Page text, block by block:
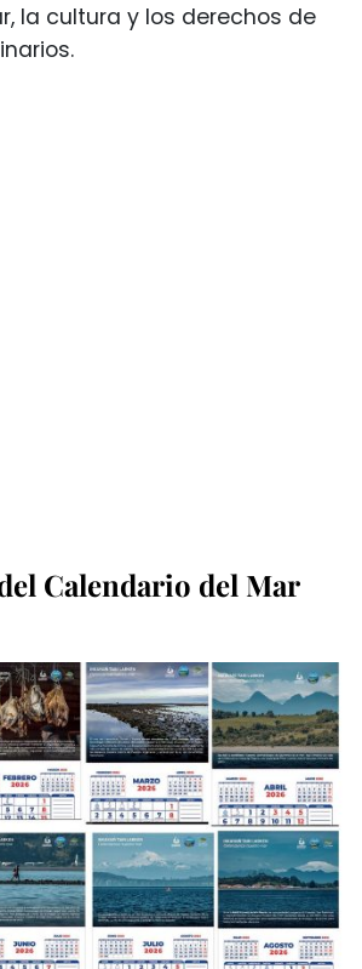
la cultura y los derechos de
Calendario del Mar